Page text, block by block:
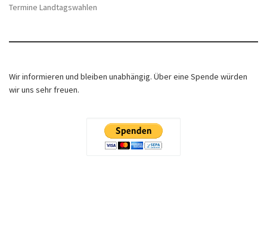
Termine Landtagswahlen
Wir informieren und bleiben unabhängig. Über eine Spende würden
wir uns sehr freuen.